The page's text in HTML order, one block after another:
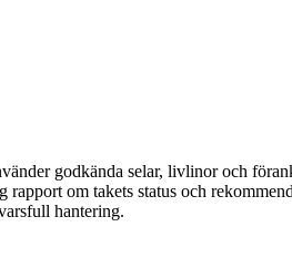
godkända selar, livlinor och
om takets status och
hantering.